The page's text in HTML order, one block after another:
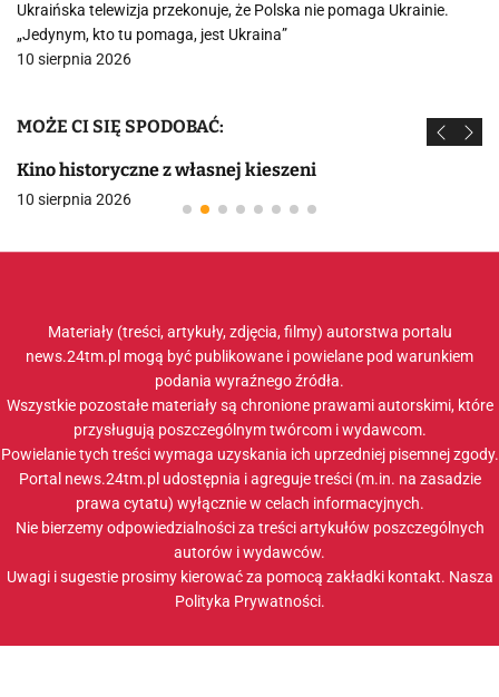
Ukraińska telewizja przekonuje, że Polska nie pomaga Ukrainie.
„Jedynym, kto tu pomaga, jest Ukraina”
10 sierpnia 2026
MOŻE CI SIĘ SPODOBAĆ:
Kino historyczne z własnej kieszeni
10 sierpnia 2026
Materiały (treści, artykuły, zdjęcia, filmy) autorstwa portalu
news.24tm.pl mogą być publikowane i powielane pod warunkiem
podania wyraźnego źródła.
Wszystkie pozostałe materiały są chronione prawami autorskimi, które
przysługują poszczególnym twórcom i wydawcom.
Powielanie tych treści wymaga uzyskania ich uprzedniej pisemnej zgody.
Portal news.24tm.pl udostępnia i agreguje treści (m.in. na zasadzie
prawa cytatu) wyłącznie w celach informacyjnych.
Nie bierzemy odpowiedzialności za treści artykułów poszczególnych
autorów i wydawców.
Uwagi i sugestie prosimy kierować za pomocą zakładki kontakt. Nasza
Polityka Prywatności.